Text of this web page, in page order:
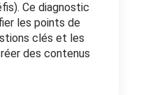
Ce diagnostic
les points de
clés et les
des contenus